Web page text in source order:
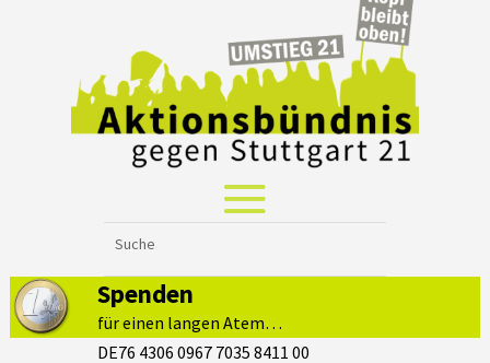
Spenden
für einen langen Atem…
DE76 4306 0967 7035 8411 00